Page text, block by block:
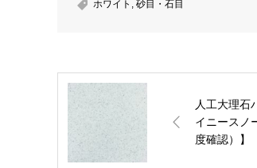
商品名
メッセージ本文
ホワイト , 砂目・石目
人工大理石
イニースノ
度確認）】